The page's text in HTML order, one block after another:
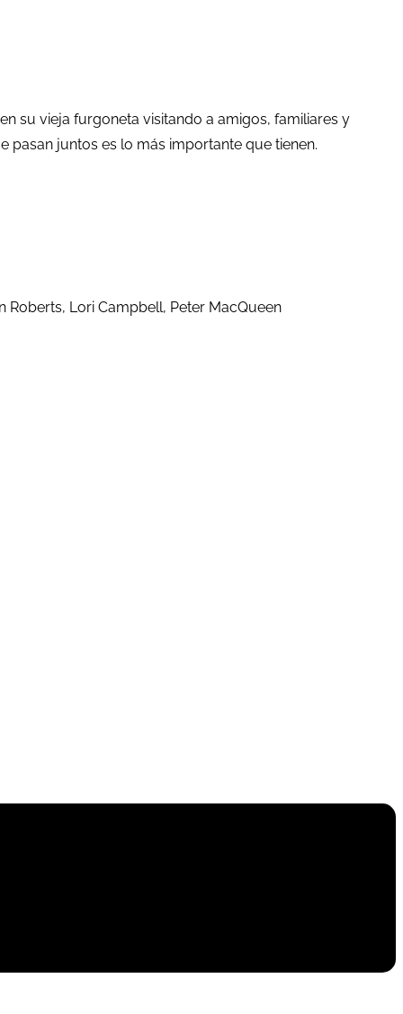
su vieja furgoneta visitando a amigos, familiares y
pasan juntos es lo más importante que tienen.
Roberts, Lori Campbell, Peter MacQueen